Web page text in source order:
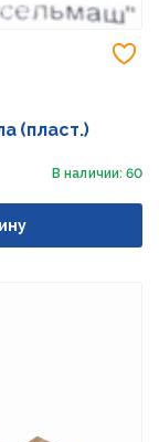
(пласт.)
В наличии: 60